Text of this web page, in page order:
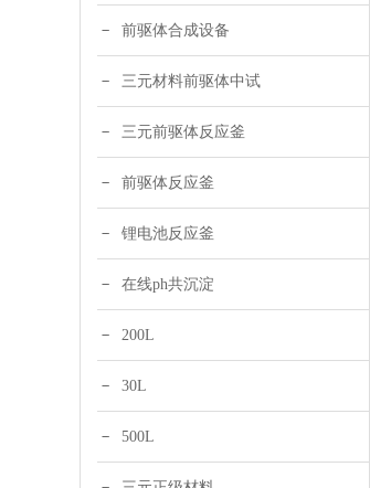
前驱体合成设备
三元材料前驱体中试
三元前驱体反应釜
前驱体反应釜
锂电池反应釜
在线ph共沉淀
200L
30L
500L